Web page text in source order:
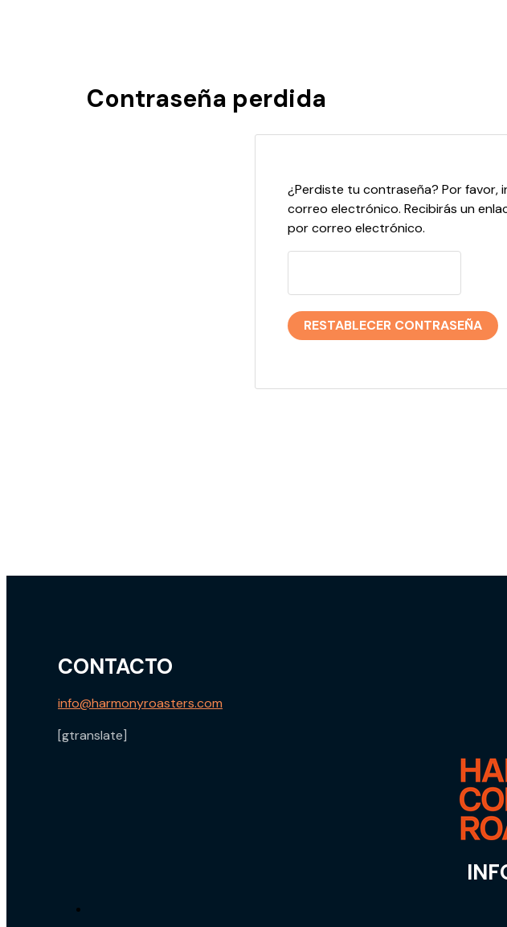
Contraseña perdida
¿Perdiste tu contraseña? Por favor,
correo electrónico. Recibirás un
por correo electrónico.
RESTABLECER CONTRASEÑA
CONTACTO
info@harmonyroasters.com
[gtranslate]